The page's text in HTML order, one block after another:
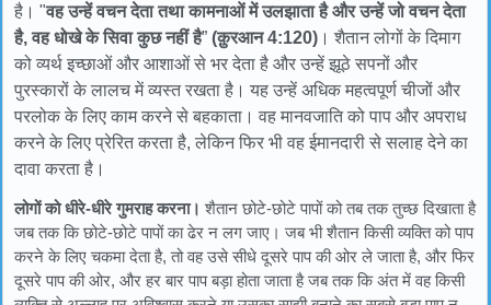
है। "वह उन्हें वचन देता तथा कामनाओं में उलझाता है और उन्हें जो वचन देता
है, वह धोखे के सिवा कुछ नहीं है” (क़ुरआन 4:120) । शैतान लोगों के दिमाग
को व्यर्थ इच्छाओं और आशाओं से भर देता है और उन्हें झूठे सपनों और
पुरस्कारों के लालच में व्यस्त रखता है। यह उन्हें अधिक महत्वपूर्ण चीजों और
परलोक के लिए काम करने से बहकाता। वह मानवजाति को पाप और अपराध
करने के लिए प्रेरित करता है, लेकिन फिर भी वह ईमानदारी से सलाह देने का
दावा करता है।
लोगों को धीरे-धीरे गुमराह करना। शैतान छोटे-छोटे पापों को तब तक तुच्छ दिखाता है
जब तक कि छोटे-छोटे पापों का ढेर न लग जाए। जब भी शैतान किसी व्यक्ति को पाप
करने के लिए चकमा देता है, तो वह उसे सीधे दूसरे पाप की ओर ले जाता है, और फिर
दूसरे पाप की ओर, और हर बार पाप बड़ा होता जाता है जब तक कि अंत में वह किसी